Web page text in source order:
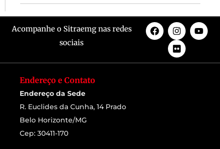
Acompanhe o Sitraemg nas redes
sociais
Endereço e Contato
Endereço da Sede
R. Euclides da Cunha, 14 Prado
Belo Horizonte/MG
Cep: 30411-170